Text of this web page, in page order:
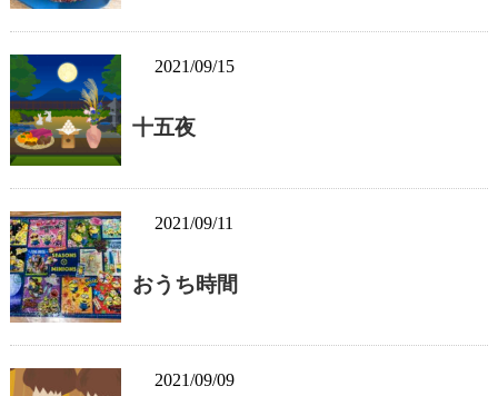
2021/09/15
十五夜
2021/09/11
おうち時間
2021/09/09